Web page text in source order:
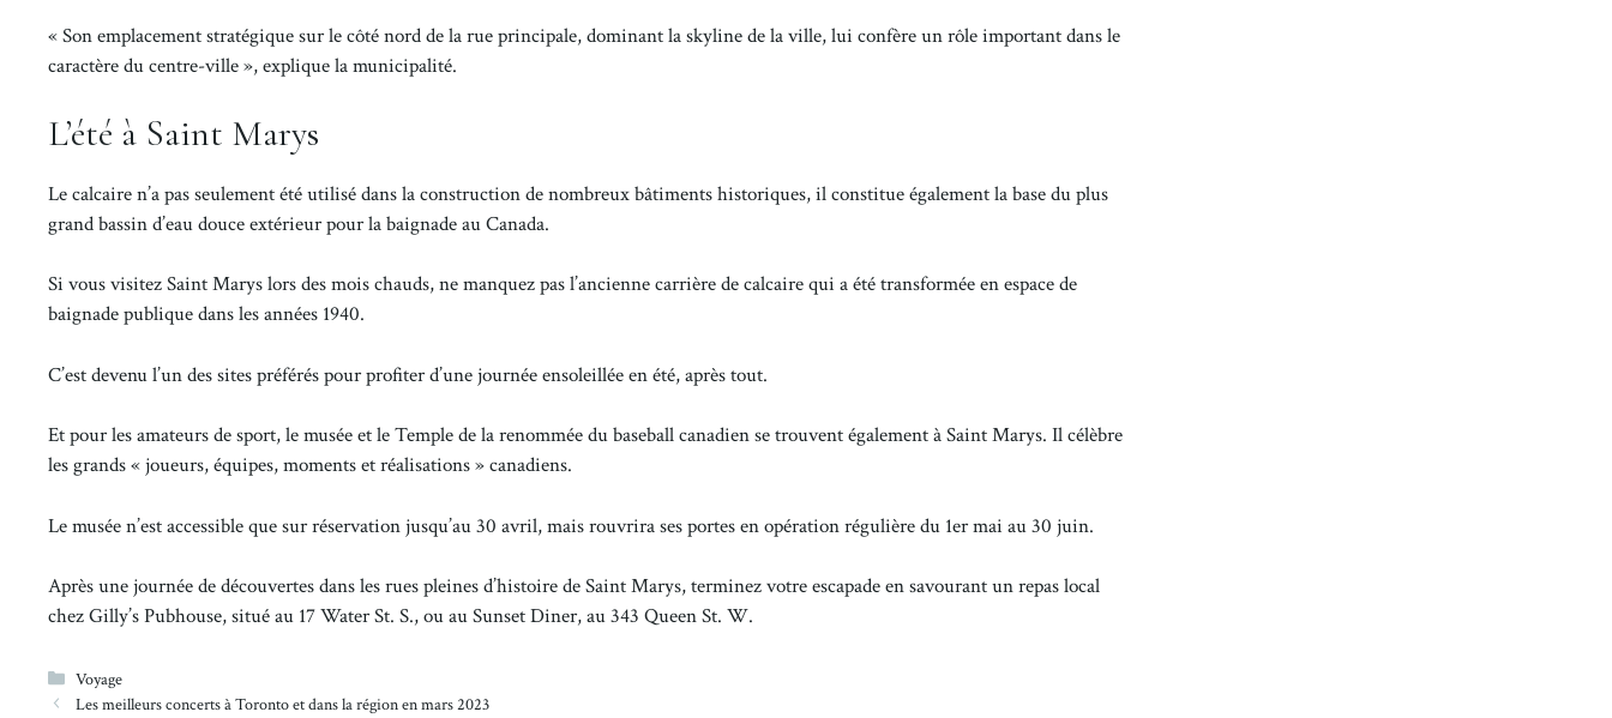
« Son emplacement stratégique sur le côté nord de la rue principale, dominant la skyline de la ville, lui confère un rôle important dans le
caractère du centre-ville », explique la municipalité.
L’été à Saint Marys
Le calcaire n’a pas seulement été utilisé dans la construction de nombreux bâtiments historiques, il constitue également la base du plus
grand bassin d’eau douce extérieur pour la baignade au Canada.
Si vous visitez Saint Marys lors des mois chauds, ne manquez pas l’ancienne carrière de calcaire qui a été transformée en espace de
baignade publique dans les années 1940.
C’est devenu l’un des sites préférés pour profiter d’une journée ensoleillée en été, après tout.
Et pour les amateurs de sport, le musée et le Temple de la renommée du baseball canadien se trouvent également à Saint Marys. Il célèbre
les grands « joueurs, équipes, moments et réalisations » canadiens.
Le musée n’est accessible que sur réservation jusqu’au 30 avril, mais rouvrira ses portes en opération régulière du 1er mai au 30 juin.
Après une journée de découvertes dans les rues pleines d’histoire de Saint Marys, terminez votre escapade en savourant un repas local
chez Gilly’s Pubhouse, situé au 17 Water St. S., ou au Sunset Diner, au 343 Queen St. W.
Catégories
Voyage
Les meilleurs concerts à Toronto et dans la région en mars 2023